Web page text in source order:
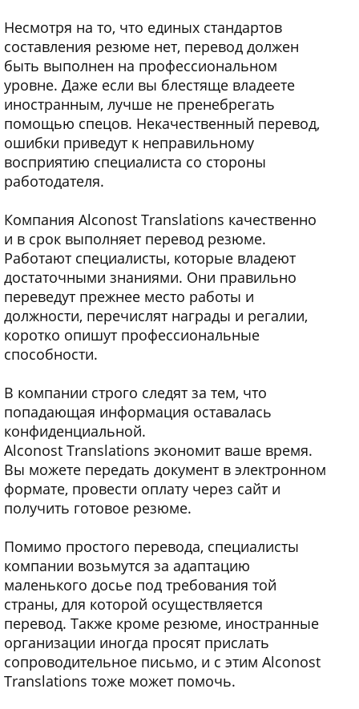
Несмотря на то, что единых стандартов
составления резюме нет, перевод должен
быть выполнен на профессиональном
уровне. Даже если вы блестяще владеете
иностранным, лучше не пренебрегать
помощью спецов. Некачественный перевод,
ошибки приведут к неправильному
восприятию специалиста со стороны
работодателя.
Компания Alconost Translations качественно
и в срок выполняет перевод резюме.
Работают специалисты, которые владеют
достаточными знаниями. Они правильно
переведут прежнее место работы и
должности, перечислят награды и регалии,
коротко опишут профессиональные
способности.
В компании строго следят за тем, что
попадающая информация оставалась
конфиденциальной.
Alconost Translations экономит ваше время.
Вы можете передать документ в электронном
формате, провести оплату через сайт и
получить готовое резюме.
Помимо простого перевода, специалисты
компании возьмутся за адаптацию
маленького досье под требования той
страны, для которой осуществляется
перевод. Также кроме резюме, иностранные
организации иногда просят прислать
сопроводительное письмо, и с этим Alconost
Translations тоже может помочь.